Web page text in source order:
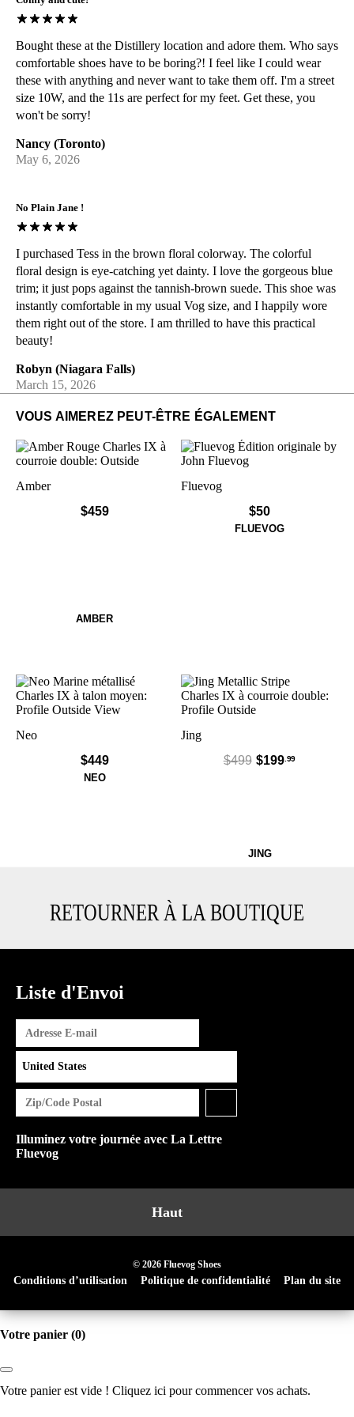
soins tout particuliers. Veuillez le garder loin:
Alcool et autres solvants
Consultez notre page
Entretien
pour obtenir des informations
générales sur l'entretien.
Bought these at the Distillery location and adore them. Who says
comfortable shoes have to be boring?! I feel like I could wear
these with anything and never want to take them off. I'm a street
size 10W, and the 11s are perfect for my feet. Get these, you
won't be sorry!
Nancy (Toronto)
May 6, 2026
No Plain Jane !
I purchased Tess in the brown floral colorway. The colorful
floral design is eye-catching yet dainty. I love the gorgeous blue
trim; it just pops against the tannish-brown suede. This shoe was
instantly comfortable in my usual Vog size, and I happily wore
them right out of the store. I am thrilled to have this practical
beauty!
Robyn (Niagara Falls)
March 15, 2026
VOUS AIMEREZ PEUT-ÊTRE ÉGALEMENT
Amber
$459
AMBER
Fluevog
$50
FLUEVOG
Neo
$449
NEO
Jing
$499 $199.99
JING
RETOURNER À LA BOUTIQUE
Liste d'Envoi
Illuminez votre journée avec La Lettre
Fluevog
Haut
© 2026 Fluevog Shoes
Conditions d’utilisation Politique de confidentialité Plan du site
Votre panier (0)
Votre panier est vide ! Cliquez ici pour commencer vos achats.